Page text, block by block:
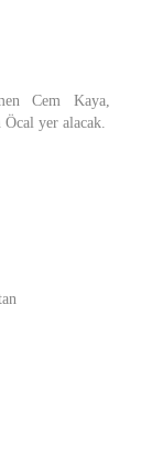
Cem Kaya,
yer alacak.